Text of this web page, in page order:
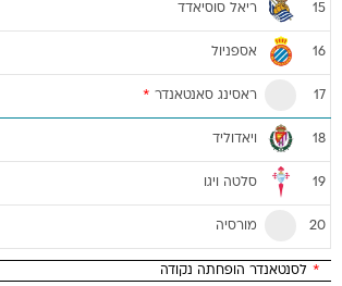
15 ריאל סוסיאדד
16 אספניול
17 ראסינג סאנטאנדר *
18 ויאדוליד
19 סלטה ויגו
20 מורסיה
* לסנטאנדר הופחתה נקודה